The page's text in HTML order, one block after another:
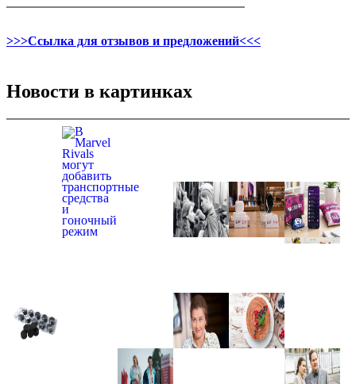
>>>Ссылка для отзывов и предложений<<<
Новости в картинках